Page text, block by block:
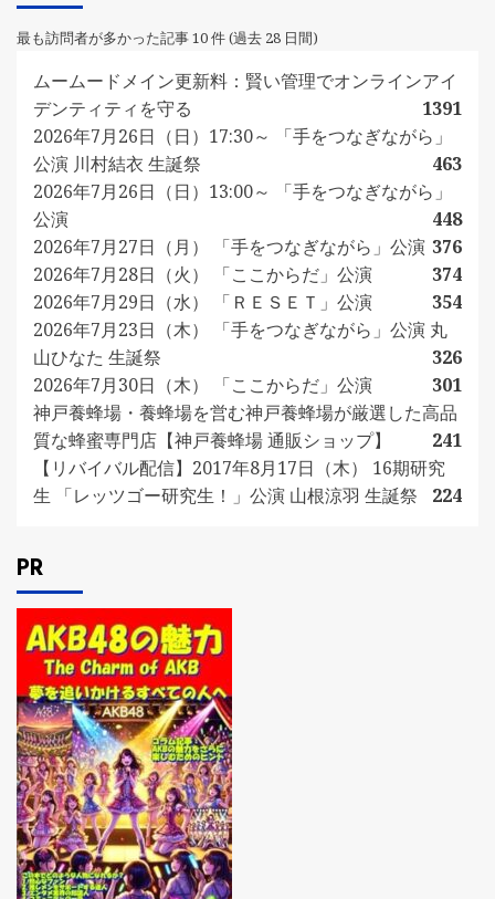
最も訪問者が多かった記事 10 件 (過去 28 日間)
ムームードメイン更新料：賢い管理でオンラインアイ
デンティティを守る
1391
2026年7月26日（日）17:30～ 「手をつなぎながら」
公演 川村結衣 生誕祭
463
2026年7月26日（日）13:00～ 「手をつなぎながら」
公演
448
2026年7月27日（月） 「手をつなぎながら」公演 376
2026年7月28日（火） 「ここからだ」公演
374
2026年7月29日（水） 「ＲＥＳＥＴ」公演
354
2026年7月23日（木） 「手をつなぎながら」公演 丸
山ひなた 生誕祭
326
2026年7月30日（木） 「ここからだ」公演
301
神戸養蜂場・養蜂場を営む神戸養蜂場が厳選した高品
質な蜂蜜専門店【神戸養蜂場 通販ショップ】
241
【リバイバル配信】2017年8月17日（木） 16期研究
生 「レッツゴー研究生！」公演 山根涼羽 生誕祭
224
PR